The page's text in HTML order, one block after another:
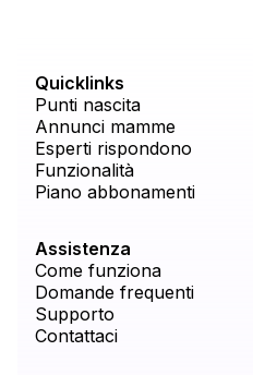
Quicklinks
Punti nascita
Annunci mamme
Esperti rispondono
Funzionalità
Piano abbonamenti
Assistenza
Come funziona
Domande frequenti
Supporto
Contattaci